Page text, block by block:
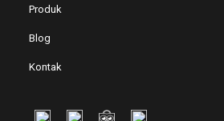
Produk
Blog
Kontak